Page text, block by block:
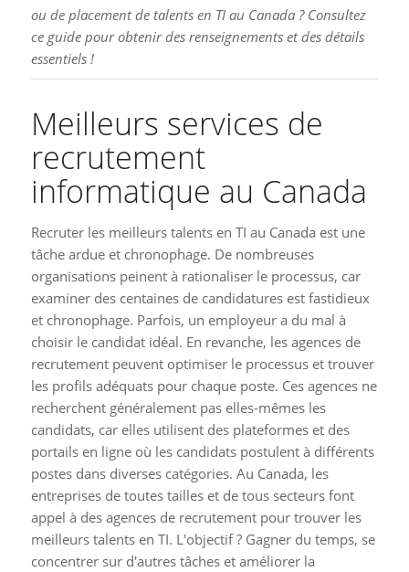
ou de placement de talents en TI au Canada ? Consultez
ce guide pour obtenir des renseignements et des détails
essentiels !
Meilleurs services de
recrutement
informatique au Canada
Recruter les meilleurs talents en TI au Canada est une
tâche ardue et chronophage. De nombreuses
organisations peinent à rationaliser le processus, car
examiner des centaines de candidatures est fastidieux
et chronophage. Parfois, un employeur a du mal à
choisir le candidat idéal. En revanche, les agences de
recrutement peuvent optimiser le processus et trouver
les profils adéquats pour chaque poste. Ces agences ne
recherchent généralement pas elles-mêmes les
candidats, car elles utilisent des plateformes et des
portails en ligne où les candidats postulent à différents
postes dans diverses catégories. Au Canada, les
entreprises de toutes tailles et de tous secteurs font
appel à des agences de recrutement pour trouver les
meilleurs talents en TI. L'objectif ? Gagner du temps, se
concentrer sur d'autres tâches et améliorer la